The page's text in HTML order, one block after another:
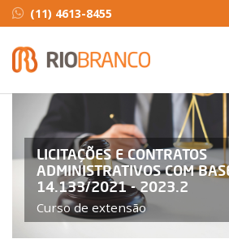
(11) 4613-8455
LICITAÇÕES E CONTRATOS
ADMINISTRATIVOS COM
14.133/2021 - 2023.2
Curso de extensão